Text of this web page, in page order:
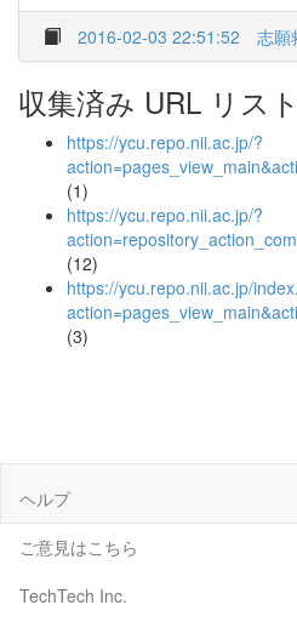
2016-02-03 22:51:52 志願
収集済み URL リスト
https://ycu.repo.nii.ac.jp/?
(1)
https://ycu.repo.nii.ac.jp/?
(12)
https://ycu.repo.nii.ac.jp/
(3)
ヘルプ
ご意見はこちら
TechTech Inc.